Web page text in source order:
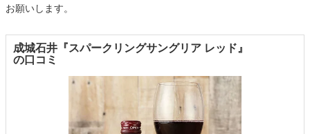
お願いします。
成城石井『スパークリングサングリア レッド』
の口コミ